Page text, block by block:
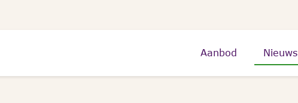
Aanbod Nieuws